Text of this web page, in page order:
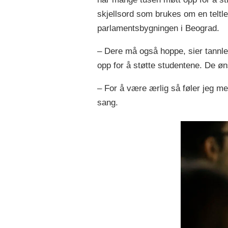
SNS
annet
Novi
Den
Kilder
https://
https://
skjellsord som brukes om en
parlamentsbygningen i Beograd.
– Dere må også hoppe, sier
opp for å støtte studentene. De
– For å være ærlig så føler jeg
sang.